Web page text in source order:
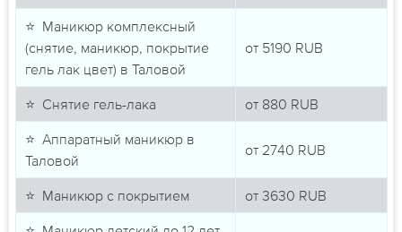
⭐ Маникюр комплексный
(снятие, маникюр, покрытие
гель лак цвет) в Таловой
от 5190 RUB
⭐ Снятие гель-лака от 880 RUB
⭐ Аппаратный маникюр в
Таловой
от 2740 RUB
⭐ Маникюр с покрытием от 3630 RUB